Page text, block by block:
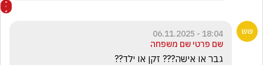
18:04 - 06.11.2025
שם פרטי שם משפחה
גבר או אישה??? זקן או ילד??